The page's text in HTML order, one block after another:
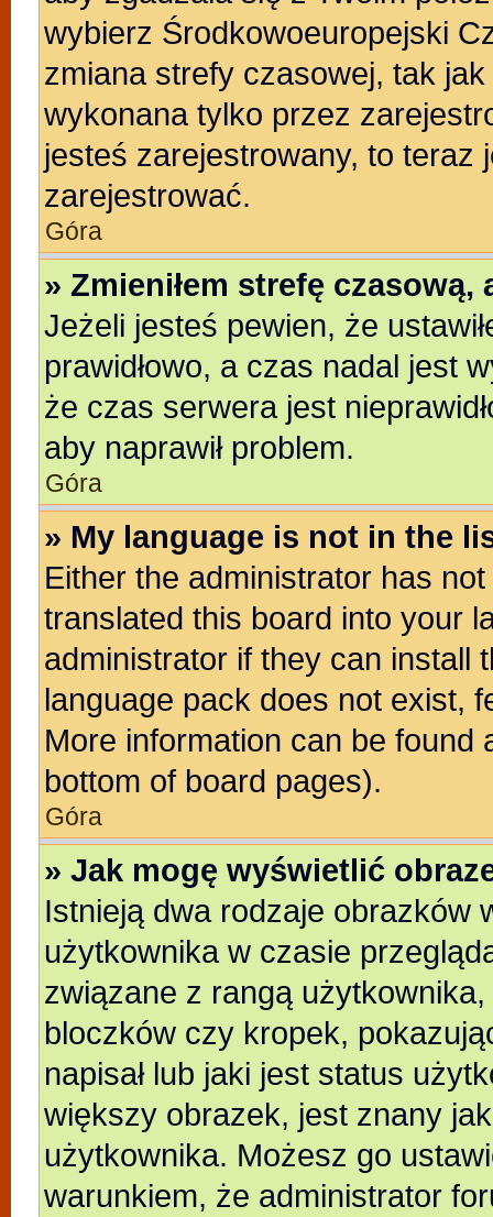
wybierz Środkowoeuropejski
zmiana strefy czasowej, tak
wykonana tylko przez
jesteś zarejestrowany, to teraz
zarejestrować.
Góra
» Zmieniłem strefę
Jeżeli jesteś pewien, że
prawidłowo, a czas nadal jest
że czas serwera jest
aby naprawił problem.
Góra
» My language is not in the
Either the administrator has
translated this board into your
administrator if they can install
language pack does not exist,
More information can be found
bottom of board pages).
Góra
» Jak mogę wyświetlić
Istnieją dwa rodzaje obrazków
użytkownika w czasie
związane z rangą
bloczków czy kropek,
napisał lub jaki jest status
większy obrazek, jest znany
użytkownika. Możesz go
warunkiem, że administrator